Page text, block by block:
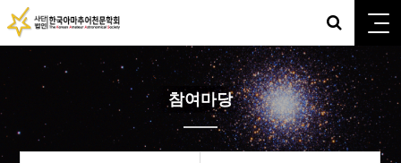
참여마당